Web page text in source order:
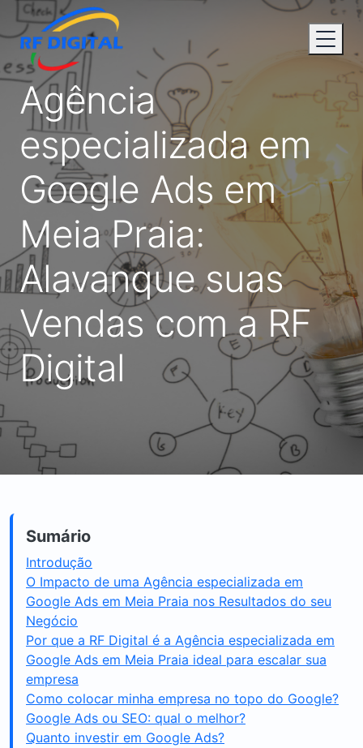
Agência
especializada em
Google Ads em
Meia Praia:
Alavanque suas
Vendas com a RF
Digital
Sumário
Introdução
O Impacto de uma Agência especializada em
Google Ads em Meia Praia nos Resultados do seu
Negócio
Por que a RF Digital é a Agência especializada em
Google Ads em Meia Praia ideal para escalar sua
empresa
Como colocar minha empresa no topo do Google?
Google Ads ou SEO: qual o melhor?
Quanto investir em Google Ads?